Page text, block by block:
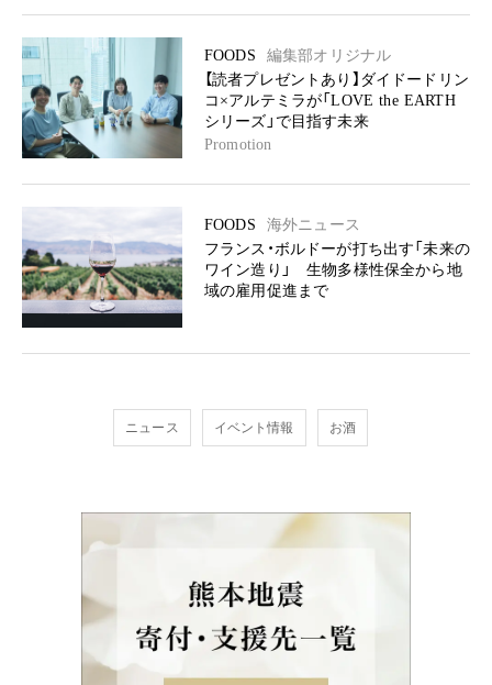
FOODS
編集部オリジナル
【読者プレゼントあり】ダイドードリン
コ×アルテミラが「LOVE the EARTH
シリーズ」で目指す未来
Promotion
FOODS
海外ニュース
フランス・ボルドーが打ち出す「未来の
ワイン造り」 生物多様性保全から地
域の雇用促進まで
ニュース イベント情報 お酒